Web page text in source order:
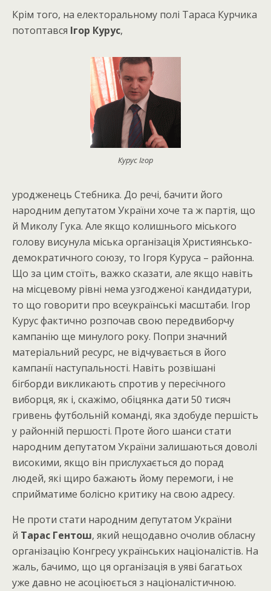
Крім того, на електоральному полі Тараса Курчика
потоптався Ігор Курус,
Курус Ігор
уродженець Стебника. До речі, бачити його
народним депутатом України хоче та ж партія, що
й Миколу Гука. Але якщо колишнього міського
голову висунула міська організація Християнсько-
демократичного союзу, то Ігоря Куруса – районна.
Що за цим стоїть, важко сказати, але якщо навіть
на місцевому рівні нема узгодженої кандидатури,
то що говорити про всеукраїнські масштаби. Ігор
Курус фактично розпочав свою передвиборчу
кампанію ще минулого року. Попри значний
матеріальний ресурс, не відчувається в його
кампанії наступальності. Навіть розвішані
бігборди викликають спротив у пересічного
виборця, як і, скажімо, обіцянка дати 50 тисяч
гривень футбольній команді, яка здобуде першість
у районній першості. Проте його шанси стати
народним депутатом України залишаються доволі
високими, якщо він прислухається до порад
людей, які щиро бажають йому перемоги, і не
сприйматиме болісно критику на свою адресу.
Не проти стати народним депутатом України
й Тарас Гентош, який нещодавно очолив обласну
організацію Конгресу українських націоналістів. На
жаль, бачимо, що ця організація в уяві багатьох
уже давно не асоціюється з націоналістичною.